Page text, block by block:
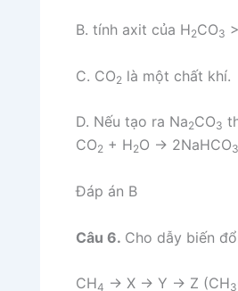
B. tính axit của H2CO3
C. CO2 là một chất khí.
D. Nếu tạo ra Na2CO3
CO2 + H2O → 2NaHCO3
Đáp án B
Câu 6. Cho dẫy biến
CH4 → X → Y → Z (CH3